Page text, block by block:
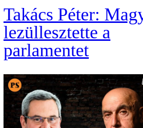
Takács Péter:
lezüllesztette a
parlamentet